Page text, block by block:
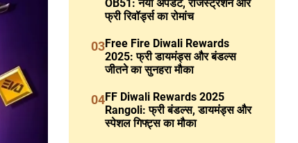
OB51: नया अपडेट, रजिस्ट्रेशन और
फ्री रिवॉर्ड्स का रोमांच
03Free Fire Diwali Rewards
2025: फ्री डायमंड्स और बंडल्स
जीतने का सुनहरा मौका
04FF Diwali Rewards 2025
Rangoli: फ्री बंडल्स, डायमंड्स और
स्पेशल गिफ्ट्स का मौका